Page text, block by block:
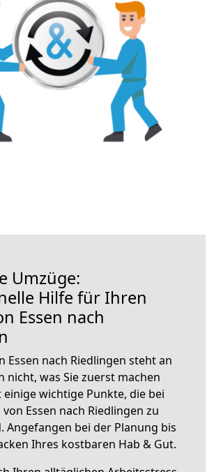
Umzüge:
Hilfe für Ihren
Essen nach
Essen nach Riedlingen steht an
nicht, was Sie zuerst machen
einige wichtige Punkte, die bei
Essen nach Riedlingen zu
Angefangen bei der Planung bis
Ihres kostbaren Hab & Gut.